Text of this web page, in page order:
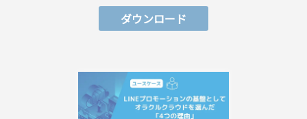
ダウンロード